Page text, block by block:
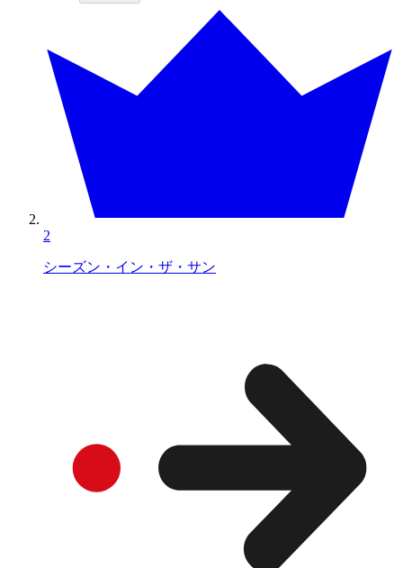
2
シーズン・イン・ザ・サン